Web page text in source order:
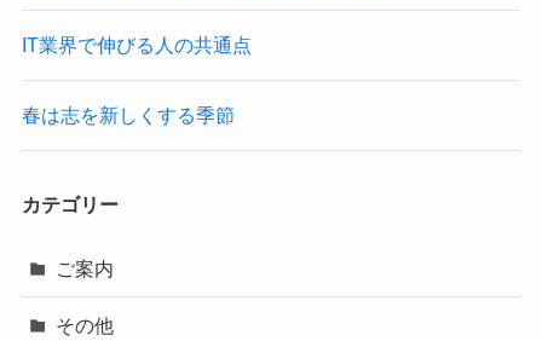
IT業界で伸びる人の共通点
春は志を新しくする季節
カテゴリー
ご案内
その他